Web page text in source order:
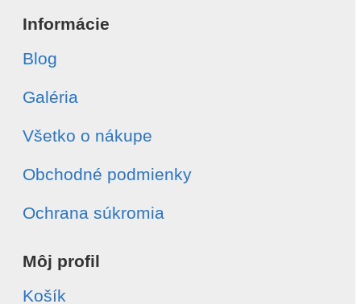
Informácie
Blog
Galéria
Všetko o nákupe
Obchodné podmienky
Ochrana súkromia
Môj profil
Košík